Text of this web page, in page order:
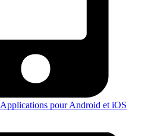
Applications pour Android et iOS